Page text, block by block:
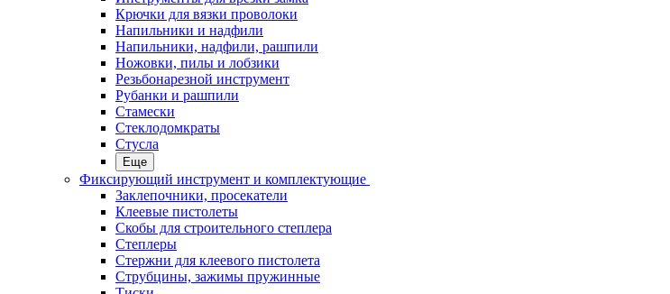
Крючки для вязки проволоки
Напильники и надфили
Напильники, надфили, рашпили
Ножовки, пилы и лобзики
Резьбонарезной инструмент
Рубанки и рашпили
Стамески
Стеклодомкраты
Стусла
Еще
Фиксирующий инструмент и комплектующие
Заклепочники, просекатели
Клеевые пистолеты
Скобы для строительного степлера
Степлеры
Стержни для клеевого пистолета
Струбцины, зажимы пружинные